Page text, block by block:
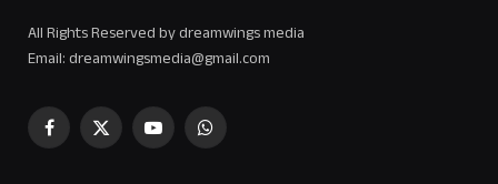
All Rights Reserved by dreamwings media
Email: dreamwingsmedia@gmail.com
Facebook
X
YouTubeWhatsApp